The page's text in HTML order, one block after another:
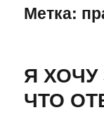
Метка:
Я ХОЧУ
ЧТО